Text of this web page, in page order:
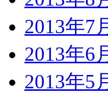
2013年7
2013年6
2013年5